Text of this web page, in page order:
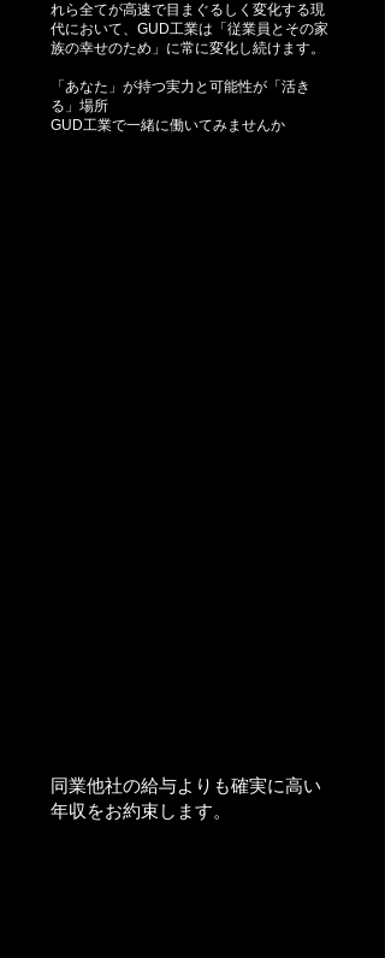
れら全てが高速で目まぐるしく変化する現
代において、GUD工業は「従業員とその家
族の幸せのため」に常に変化し続けます。
「あなた」が持つ実力と可能性が「活き
る」場所
GUD工業で一緒に働いてみませんか
​同業他社の給与よりも確実に高い
年収をお約束します。